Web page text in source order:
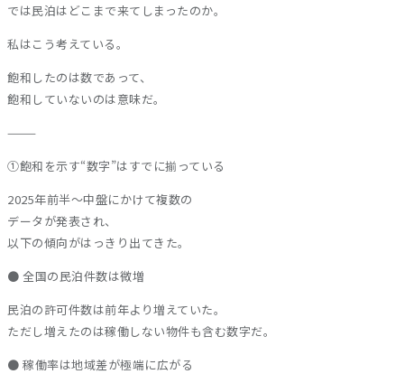
では民泊はどこまで来てしまったのか。
私はこう考えている。
飽和したのは数であって、
飽和していないのは意味だ。
⸻
①飽和を示す“数字”はすでに揃っている
2025年前半〜中盤にかけて複数の
データが発表され、
以下の傾向がはっきり出てきた。
● 全国の民泊件数は微増
民泊の許可件数は前年より増えていた。
ただし増えたのは稼働しない物件も含む数字だ。
● 稼働率は地域差が極端に広がる